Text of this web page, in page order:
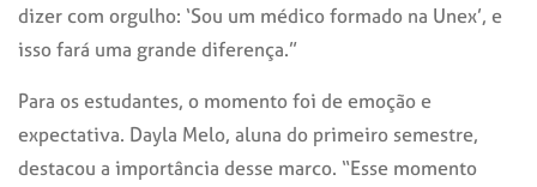
dizer com orgulho: ‘Sou um médico formado na Unex’, e
isso fará uma grande diferença.”
Para os estudantes, o momento foi de emoção e
expectativa. Dayla Melo, aluna do primeiro semestre,
destacou a importância desse marco. “Esse momento